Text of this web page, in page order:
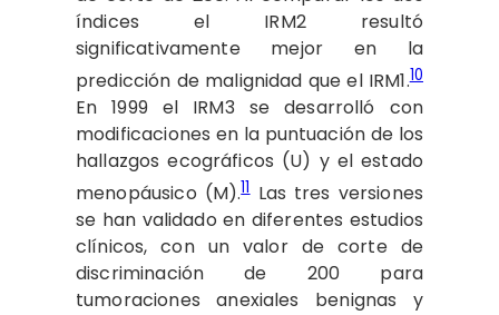
índices el IRM2 resultó
significativamente mejor en la
predicción de malignidad que el IRM1.10
En 1999 el IRM3 se desarrolló con
modificaciones en la puntuación de los
hallazgos ecográficos (U) y el estado
menopáusico (M).11Las tres versiones
se han validado en diferentes estudios
clínicos, con un valor de corte de
discriminación de 200 para
tumoraciones anexiales benignas y